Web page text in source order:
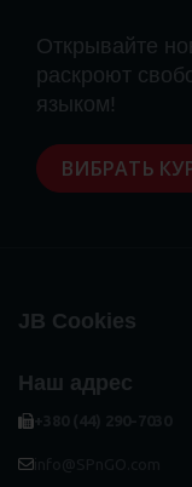
Открывайте
раскроют
языком!
ВИБРАТЬ
JB Cookies
Наш адрес